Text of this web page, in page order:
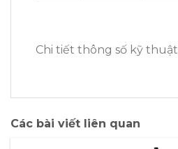
Chi tiết thông số kỹ thuật
Các bài viết liên quan